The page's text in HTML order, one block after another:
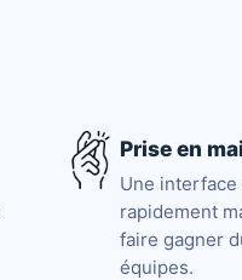
Prise en
Une
rapidement
faire gagner
équipes.